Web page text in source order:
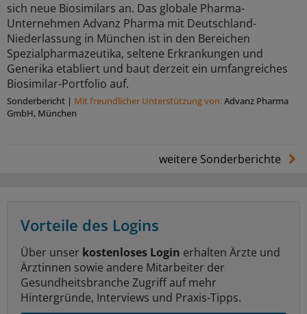
sich neue Biosimilars an. Das globale Pharma-
Unternehmen Advanz Pharma mit Deutschland-
Niederlassung in München ist in den Bereichen
Spezialpharmazeutika, seltene Erkrankungen und
Generika etabliert und baut derzeit ein umfangreiches
Biosimilar-Portfolio auf.
Sonderbericht | Mit freundlicher Unterstützung von:Advanz Pharma
GmbH, München
weitere Sonderberichte
Vorteile des Logins
Über unser kostenloses Login erhalten Ärzte und
Ärztinnen sowie andere Mitarbeiter der
Gesundheitsbranche Zugriff auf mehr
Hintergründe, Interviews und Praxis-Tipps.